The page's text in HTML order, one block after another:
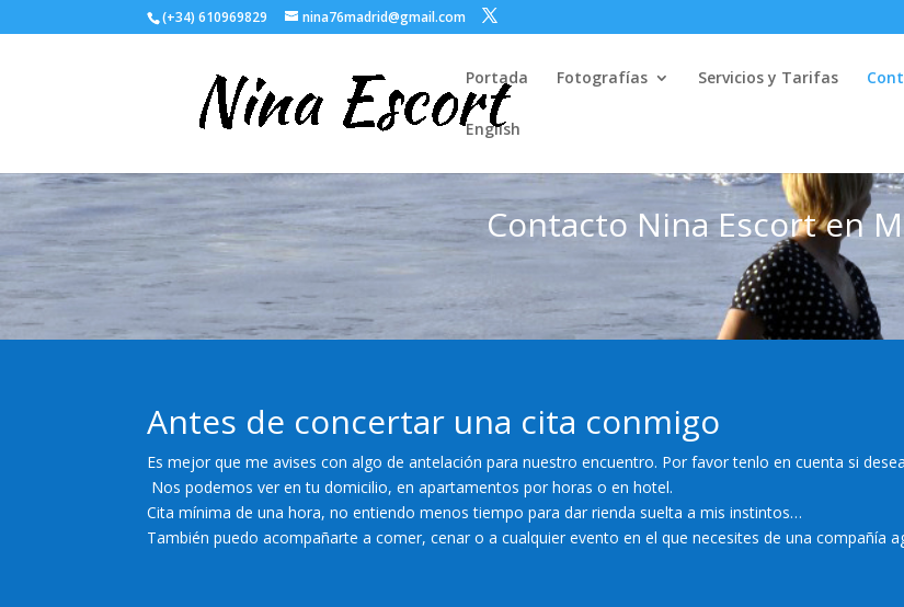
(+34) 610969829 nina76madrid@gmail.com
Portada Fotografías Servicios y Tarifas
English
Contacto Nina Escort en
Antes de concertar una cita conmigo
Es mejor que me avises con algo de antelación para nuestro encuentro. Por favor tenlo en cuenta si
Nos podemos ver en tu domicilio, en apartamentos por horas o en hotel.
Cita mínima de una hora, no entiendo menos tiempo para dar rienda suelta a mis instintos…
También puedo acompañarte a comer, cenar o a cualquier evento en el que necesites de una compañía